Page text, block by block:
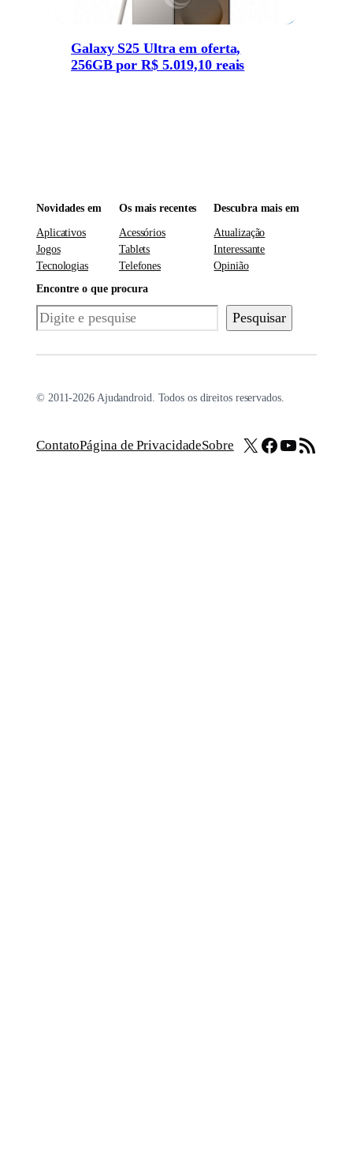
Galaxy S25 Ultra em oferta,
256GB por R$ 5.019,10 reais
Novidades em
Aplicativos
Jogos
Tecnologias
Os mais recentes
Acessórios
Tablets
Telefones
Descubra mais em
Atualização
Interessante
Opinião
Encontre o que procura
Pesquisar Pesquisar
© 2011-2026 Ajudandroid. Todos os direitos reservados.
ContatoPágina de PrivacidadeSobre X Facebook
Youtube
Feed RSS